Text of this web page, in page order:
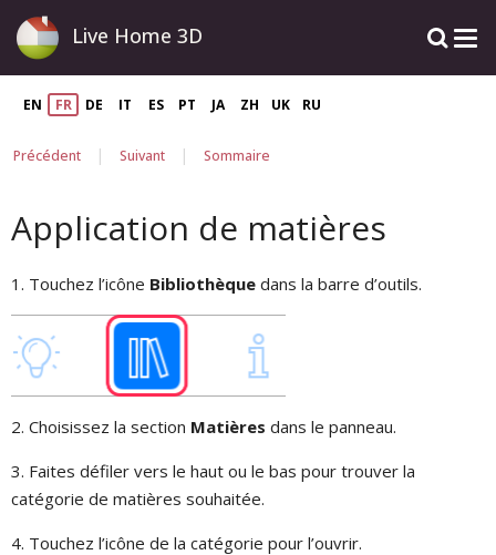
Live Home 3D
EN FR DE IT ES PT JA ZH UK RU
Précédent | Suivant | Sommaire
Application de matières
1. Touchez l’icône Bibliothèque dans la barre d’outils.
2. Choisissez la section Matières dans le panneau.
3. Faites défiler vers le haut ou le bas pour trouver la
catégorie de matières souhaitée.
4. Touchez l’icône de la catégorie pour l’ouvrir.